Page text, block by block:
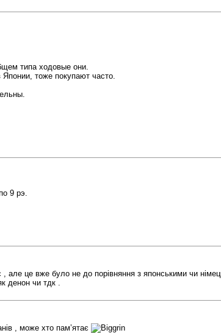
типа ходовые они.
тоже покупают часто.
9 рэ.
але це вже було не до порівняння з японськими чи
денон чи тдк .
, може хто пам’ятає